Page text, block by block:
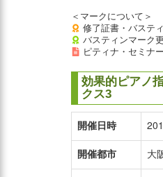
＜マークについて＞
修了証書・バステ
バスティンマーク
ピティナ・セミナ
効果的ピアノ
クス3
開催日時
開催都市 大